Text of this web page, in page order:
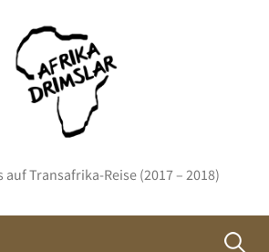
auf Transafrika-Reise (2017 – 2018)
Suchen